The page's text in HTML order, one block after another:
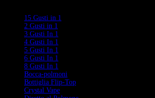
15 Gusti in 1
2 Gusti in 1
3 Gusti In 1
4 Gusti In 1
5 Gusti In 1
6 Gusti In 1
8 Gusti In 1
Bocca-polmoni
Bottiglia Flip-Top
Crystal Vape